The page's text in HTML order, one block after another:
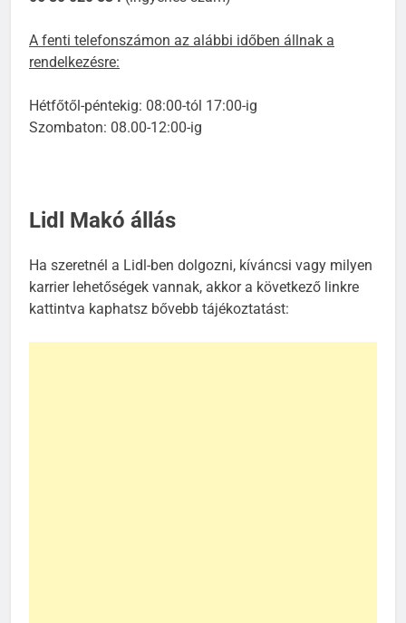
A fenti telefonszámon az alábbi időben állnak a
rendelkezésre:
Hétfőtől-péntekig: 08:00-tól 17:00-ig
Szombaton: 08.00-12:00-ig
Lidl Makó állás
Ha szeretnél a Lidl-ben dolgozni, kíváncsi vagy milyen
karrier lehetőségek vannak, akkor a következő linkre
kattintva kaphatsz bővebb tájékoztatást: